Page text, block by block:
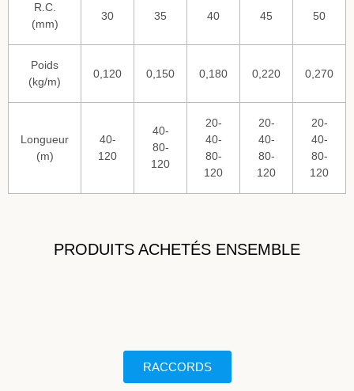
R.C.
(mm)
30 35 40 45 50
Poids
(kg/m)
0,120 0,150 0,180 0,220 0,270
Longueur
(m)
40-
120
40-
80-
120
20-
40-
80-
120
20-
40-
80-
120
20-
40-
80-
120
PRODUITS ACHETÉS ENSEMBLE
RACCORDS